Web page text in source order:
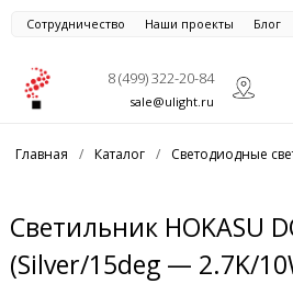
Сотрудничество Наши проекты Блог
8 (499) 322-20-84
sale@ulight.ru
Главная / Каталог / Светодиодные
Светильник HOKASU
(Silver/15deg — 2.7K/